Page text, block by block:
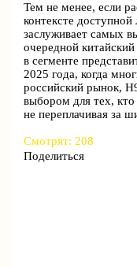
Тем не менее, если
контексте
заслуживает самых
очередной китайский
в сегменте
2025 года, когда
российский рынок,
выбором для тех,
не переплачивая за
Смотрят: 208
Поделиться